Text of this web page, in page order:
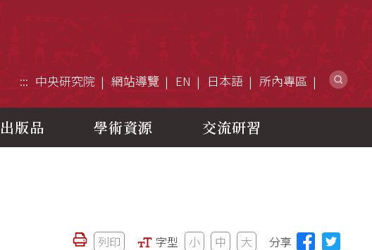
::: 中央研究院 網站導覽 EN 日本語 所內專區
出版品 學術資源 交流研習
列印 字型 小 中 大 分享